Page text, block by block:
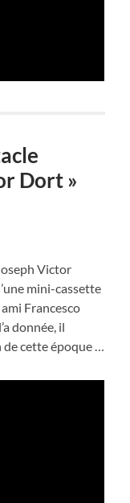
Dort »
Victor
mini-cassette
Francesco
donnée, il
de cette époque …